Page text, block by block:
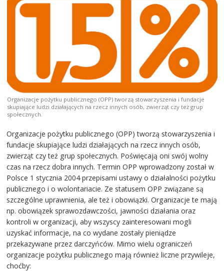
Organizacje pożytku publicznego (OPP) tworzą stowarzyszenia i fundacje
skupiające ludzi działających na rzecz innych osób, zwierząt czy też grup
społecznych.
Organizacje pożytku publicznego (OPP) tworzą stowarzyszenia i
fundacje skupiające ludzi działających na rzecz innych osób,
zwierząt czy też grup społecznych. Poświęcają oni swój wolny
czas na rzecz dobra innych. Termin OPP wprowadzony został w
Polsce 1 stycznia 2004 przepisami ustawy o działalności pożytku
publicznego i o wolontariacie. Ze statusem OPP związane są
szczególne uprawnienia, ale też i obowiązki. Organizacje te mają
np. obowiązek sprawozdawczości, jawności działania oraz
kontroli w organizacji, aby wszyscy zainteresowani mogli
uzyskać informacje, na co wydane zostały pieniądze
przekazywane przez darczyńców. Mimo wielu ograniczeń
organizacje pożytku publicznego mają również liczne przywileje,
choćby: